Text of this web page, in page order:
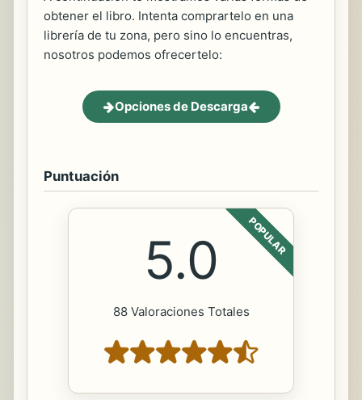
obtener el libro. Intenta comprartelo en una
librería de tu zona, pero sino lo encuentras,
nosotros podemos ofrecertelo:
Opciones de Descarga
Puntuación
POPULAR
5.0
88 Valoraciones Totales